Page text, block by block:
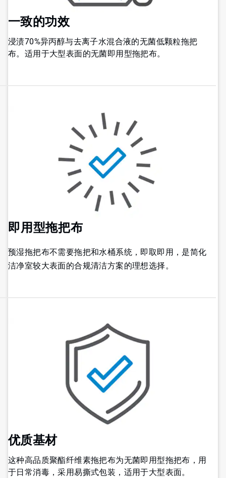
一致的功效
浸渍70%异丙醇与去离子水混合液的无菌低颗粒拖把
布。适用于大型表面的无菌即用型拖把布。
即用型拖把布
预湿拖把布不需要拖把和水桶系统，即取即用，是简化
洁净室较大表面的合规清洁方案的理想选择。
优质基材
这种高品质聚酯纤维素拖把布为无菌即用型拖把布，用
于日常消毒，采用易撕式包装，适用于大型表面。​​​​​​​